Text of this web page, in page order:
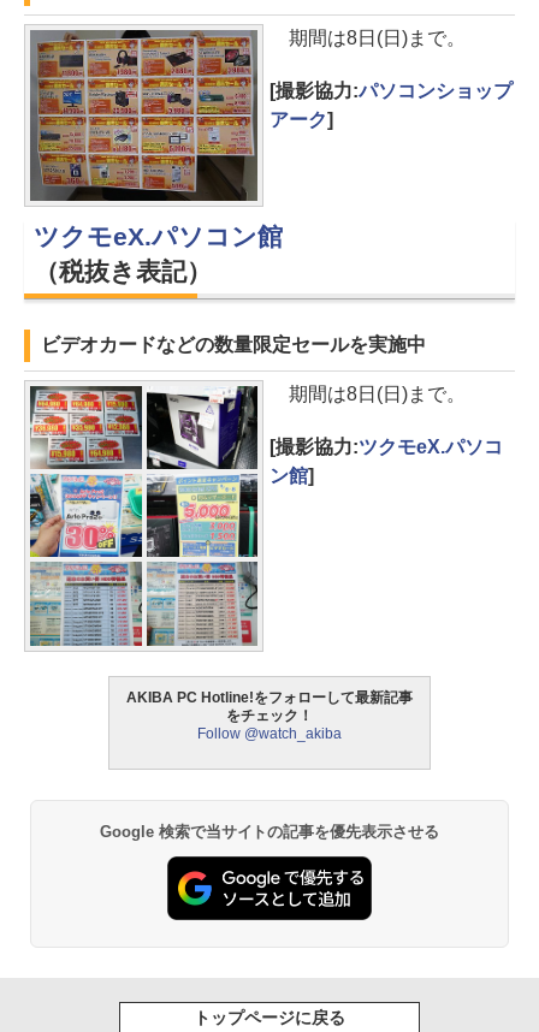
期間は8日(日)まで。
[撮影協力:パソコンショップ
アーク]
ツクモeX.パソコン館
（税抜き表記）
ビデオカードなどの数量限定セールを実施中
期間は8日(日)まで。
[撮影協力:ツクモeX.パソコ
ン館]
AKIBA PC Hotline!をフォローして最新記事
をチェック！
Follow @watch_akiba
Google 検索で当サイトの記事を優先表示させる
トップページに戻る